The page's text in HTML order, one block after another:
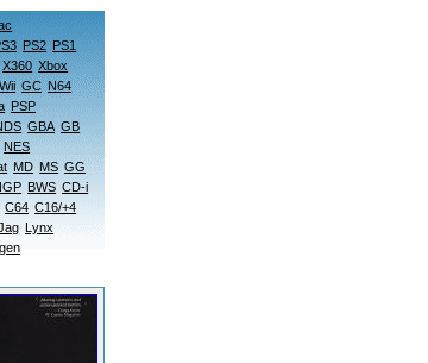
PS2 PS1
X360 Xbox
Wii GC N64
PSP
GBA GB
NES
MD MS GG
BWS CD-i
C64 C16/+4
Lynx